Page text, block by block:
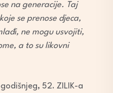
na generacije. Taj
se prenose djeca,
ne mogu usvojiti,
a to su likovni
52. ZILIK-a